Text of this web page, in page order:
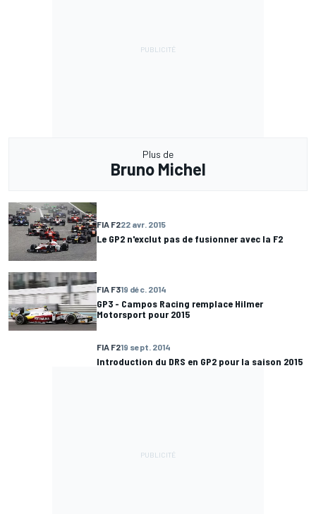
Plus de
Bruno Michel
FIA F222 avr. 2015
Le GP2 n'exclut pas de fusionner avec la F2
FIA F319 déc. 2014
GP3 - Campos Racing remplace Hilmer
Motorsport pour 2015
FIA F219 sept. 2014
Introduction du DRS en GP2 pour la saison 2015